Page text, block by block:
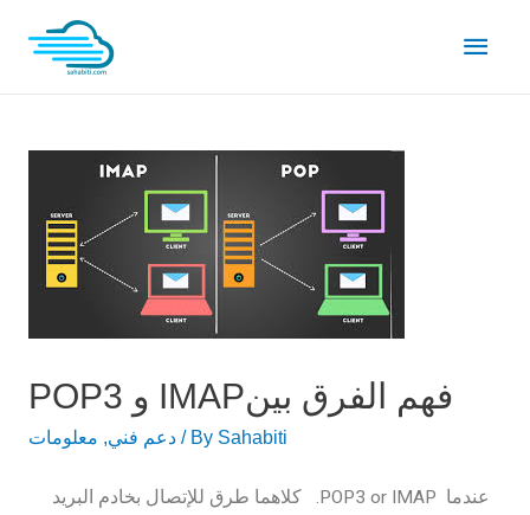
POP3 و IMAPفهم الفرق بين
دعم فني, معلومات / By Sahabiti